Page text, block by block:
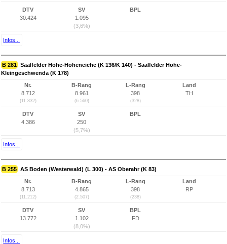
DTV
30.424
SV
1.095
(3,6%)
BPL
Infos...
B 281 Saalfelder Höhe-Hoheneiche (K 136/K 140) - Saalfelder Höhe-
Kleingeschwenda (K 178)
Nr.
8.712
(11.832)
B-Rang
8.961
(6.560)
L-Rang
398
(328)
Land
TH
DTV
4.386
SV
250
(5,7%)
BPL
Infos...
B 255 AS Boden (Westerwald) (L 300) - AS Oberahr (K 83)
Nr.
8.713
(11.212)
B-Rang
4.865
(2.507)
L-Rang
398
(238)
Land
RP
DTV
13.772
SV
1.102
(8,0%)
BPL
FD
Infos...